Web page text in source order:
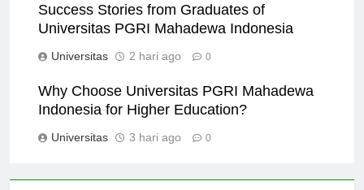
Success Stories from Graduates of
Universitas PGRI Mahadewa Indonesia
Universitas 2 hari ago 0
Why Choose Universitas PGRI Mahadewa
Indonesia for Higher Education?
Universitas 3 hari ago 0